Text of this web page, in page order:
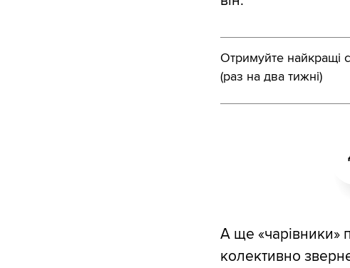
Отримуйте найкращі
(раз на два тижні)
А ще «чарівники»
колективно